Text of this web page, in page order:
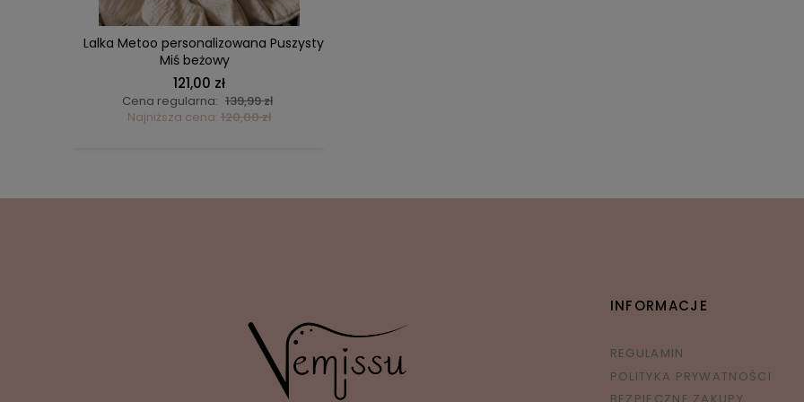
Lalka Metoo personalizowana Puszysty
Miś beżowy
121,00 zł
Cena regularna: 139,99 zł
Najniższa cena: 120,00 zł
INFORMACJE
REGULAMIN
POLITYKA PRYWATNOŚCI
BEZPIECZNE ZAKUPY